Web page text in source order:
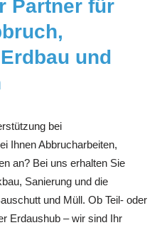
Partner für
und
bei
Ihnen Abbrucharbeiten,
an? Bei uns erhalten Sie
Sanierung und die
und Müll. Ob Teil- oder
Erdaushub – wir sind Ihr